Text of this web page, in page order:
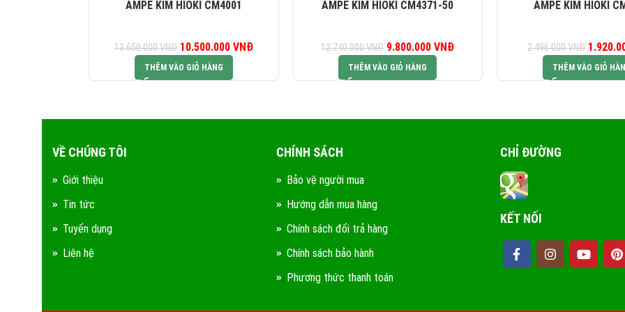
AMPE KÌM HIOKI CM4001
13.650.000VNĐ
Giá gốc là:
13.650.000 VNĐ.
10.500.000 VNĐ
THÊM VÀO GIỎ HÀNG
AMPE KÌM HIOKI CM4371-50
12.740.000VNĐ
Giá gốc là:
12.740.000 VNĐ.
9.800.000VNĐ
THÊM VÀO GIỎ HÀNG
AMPE KÌM HIOKI
2.496.000VNĐ
THÊM VÀO GIỎ
VỀ CHÚNG TÔI
Giới thiệu
Tin tức
Tuyển dụng
Liên hệ
CHÍNH SÁCH
Bảo vệ người mua
Hướng dẫn mua hàng
Chính sách đổi trả hàng
Chính sách bảo hành
Phương thức thanh toán
CHỈ ĐƯỜNG
KẾT NỐI